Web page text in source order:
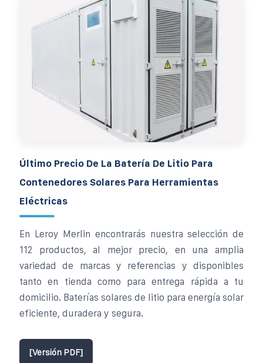
Último Precio De La Batería De Litio Para
Contenedores Solares Para Herramientas
Eléctricas
En Leroy Merlin encontrarás nuestra selección de
112 productos, al mejor precio, en una amplia
variedad de marcas y referencias y disponibles
tanto en tienda como para entrega rápida a tu
domicilio. Baterías solares de litio para energía solar
eficiente, duradera y segura.
[Versión PDF]